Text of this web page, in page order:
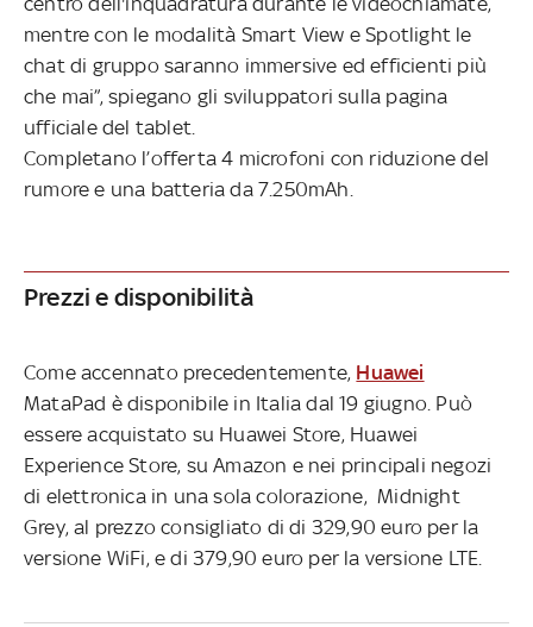
mentre con le modalità Smart View e Spotlight le
chat di gruppo saranno immersive ed efficienti più
che mai”, spiegano gli sviluppatori sulla pagina
ufficiale del tablet.
Completano l’offerta 4 microfoni con riduzione del
rumore e una batteria da 7.250mAh.
Prezzi e disponibilità
Come accennato precedentemente, Huawei
MataPad è disponibile in Italia dal 19 giugno. Può
essere acquistato su Huawei Store, Huawei
Experience Store, su Amazon e nei principali negozi
di elettronica in una sola colorazione, Midnight
Grey, al prezzo consigliato di di 329,90 euro per la
versione WiFi, e di 379,90 euro per la versione LTE.